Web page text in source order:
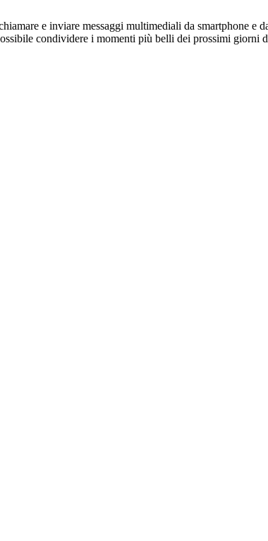
e inviare messaggi multimediali da smartphone e
condividere i momenti più belli dei prossimi giorni